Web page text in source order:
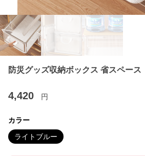
防災グッズ収納ボックス 省スペース
4,420 円
カラー
ライトブルー